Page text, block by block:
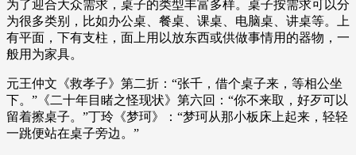
为了迎合大众需求，桌子的类型丰富多样。桌子按需求可以分
为很多类别，比如办公桌、餐桌、课桌、电脑桌、讲桌等。上
有平面，下有支柱，面上用以放东西或供做事情用的器物，一
般用为家具。
元王仲文《救孝子》第二折：“张千，借个桌子来，等相公坐
下。”《二十年目睹之怪现状》第六回：“你不来取，好歹可以
留着擦桌子。”丁玲《梦珂》：“梦珂从那小板床上起来，轻轻
一跳便站在桌子旁边。”